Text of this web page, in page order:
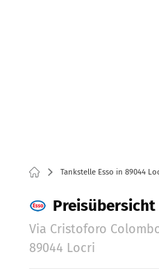
Tankstelle Esso in 89044
Preisübersicht
Via Cristoforo
89044 Locri